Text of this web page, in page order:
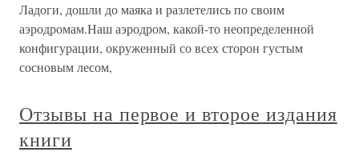
Ладоги, дошли до маяка и разлетелись по своим
аэродромам.Наш аэродром, какой-то неопределенной
конфигурации, окруженный со всех сторон густым
сосновым лесом,
Отзывы на первое и второе издания
книги